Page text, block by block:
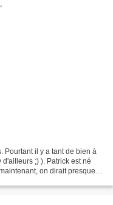
Pourtant il y a tant de bien à
;) ). Patrick est né
on dirait presque le